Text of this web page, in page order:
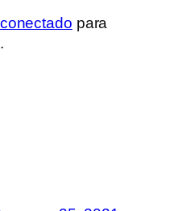
conectado para